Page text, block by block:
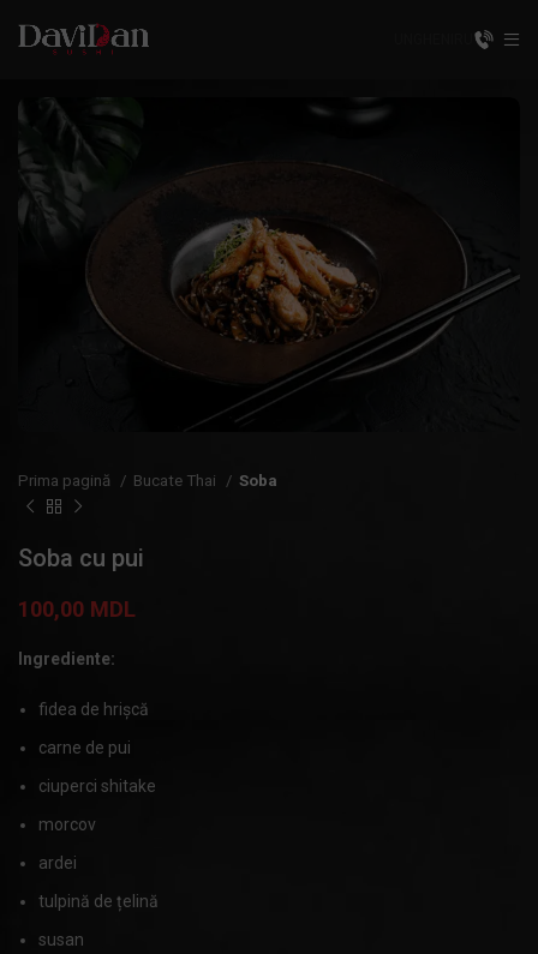
Prima pagină Bucate Thai Soba
Soba cu pui
100,00 MDL
Ingrediente:
fidea de hrișcă
carne de pui
ciuperci shitake
morcov
ardei
tulpină de țelină
susan